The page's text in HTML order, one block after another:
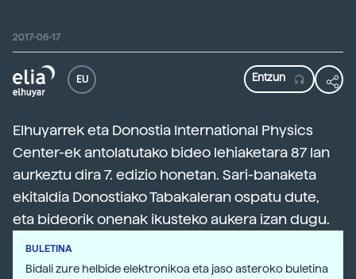
2017-06-17
EU
Elhuyarrek eta Donostia International Physics
Center-ek antolatutako bideo lehiaketara 87 lan
aurkeztu dira 7. edizio honetan. Sari-banaketa
ekitaldia Donostiako Tabakaleran ospatu dute,
eta bideorik onenak ikusteko aukera izan dugu.
BULETINA
Bidali zure helbide elektronikoa eta jaso asteroko buletina